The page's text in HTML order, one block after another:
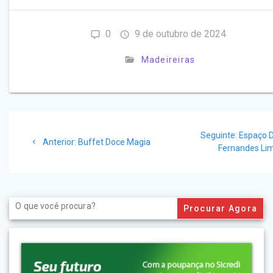
0 9 de outubro de 2024
Madeireiras
de
Anterior: Post
Buffet Doce Magia
Seguinte: Post
seguinte:
Espaço
Fernandes
Search
for: